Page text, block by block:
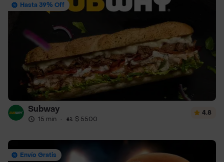
Hasta 39% Off
Subway
15 min · $ 5500
4.8
Envío Gratis